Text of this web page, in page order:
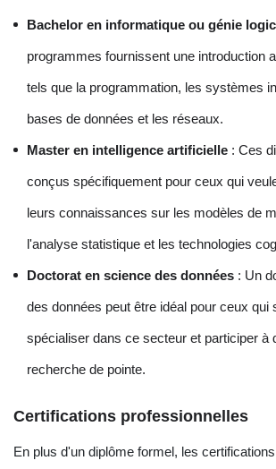
Bachelor en informatique ou génie
programmes fournissent une introduction
tels que la programmation, les systèmes
bases de données et les réseaux.
Master en intelligence artificielle : Ces
conçus spécifiquement pour ceux qui
leurs connaissances sur les modèles de
l'analyse statistique et les technologies
Doctorat en science des données : Un
des données peut être idéal pour ceux qui
spécialiser dans ce secteur et participer à
recherche de pointe.
Certifications professionnelles
En plus d'un diplôme formel, les